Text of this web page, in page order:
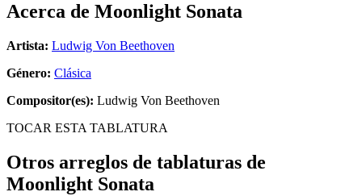
Acerca de Moonlight Sonata
Artista: Ludwig Von Beethoven
Género: Clásica
Compositor(es): Ludwig Von Beethoven
TOCAR ESTA TABLATURA
Otros arreglos de tablaturas de
Moonlight Sonata